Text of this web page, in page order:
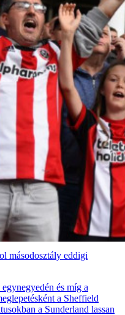
másodosztály eddigi
és míg a
a Sheffield
a Sunderland lassan